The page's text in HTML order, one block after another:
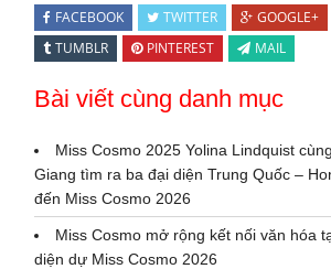
FACEBOOK TWITTER GOOGLE+
TUMBLR
PINTEREST MAIL
Bài viết cùng danh mục
Miss Cosmo 2025 Yolina Lindquist
Giang tìm ra ba đại diện Trung Quốc –
đến Miss Cosmo 2026
Miss Cosmo mở rộng kết nối văn hóa
diện dự Miss Cosmo 2026